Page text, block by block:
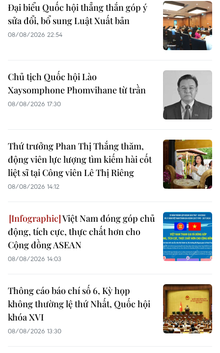
Đại biểu Quốc hội thẳng thắn góp ý
sửa đổi, bổ sung Luật Xuất bản
08/08/2026 22:54
Chủ tịch Quốc hội Lào
Xaysomphone Phomvihane từ trần
08/08/2026 17:30
Thứ trưởng Phan Thị Thắng thăm,
động viên lực lượng tìm kiếm hài cốt
liệt sĩ tại Công viên Lê Thị Riêng
08/08/2026 14:12
Việt Nam đóng góp chủ
động, tích cực, thực chất hơn cho
Cộng đồng ASEAN
08/08/2026 14:03
Thông cáo báo chí số 6, Kỳ họp
không thường lệ thứ Nhất, Quốc hội
khóa XVI
08/08/2026 13:30